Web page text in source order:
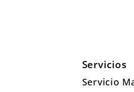
Servicios
Servicio